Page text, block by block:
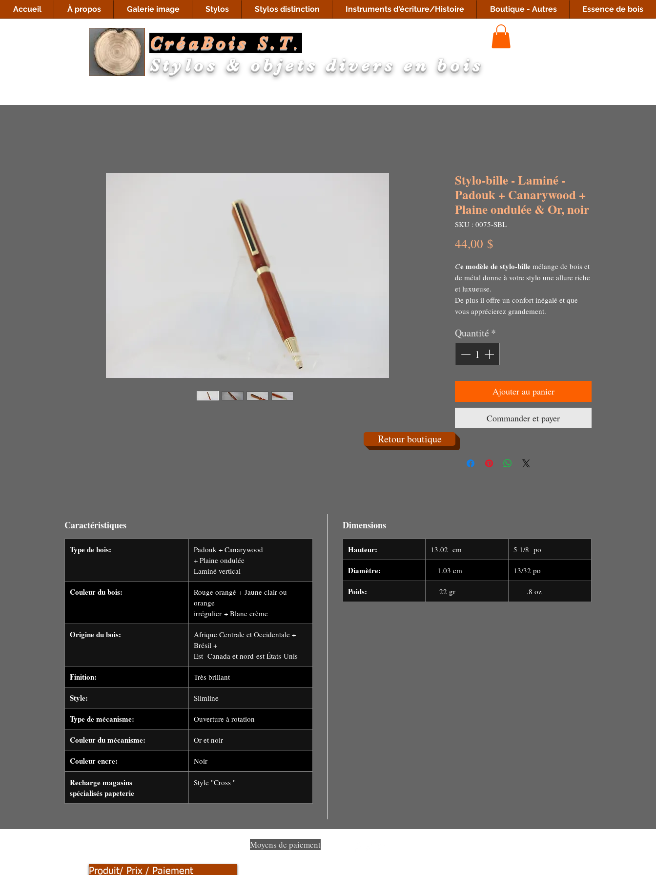
Accueil À propos Galerie image Stylos Stylos distinction Instruments d'écriture/Histoire Boutique - Autres Essence de bois
CréaBois S.T.
Stylos & objets divers en bois
Stylo-bille - Laminé -
Padouk + Canarywood +
Plaine ondulée & Or, noir
SKU : 0075-SBL
44,00 $
Ce modèle de stylo-bille mélange de bois et
de métal donne à votre stylo une allure riche
et luxueuse.
De plus il offre un confort inégalé et que
vous apprécierez grandement.
d'une grande beauté et durabilité.
Quantité *
Ajouter au panier
Commander et payer
Caractéristiques
Type de bois:
Padouk + Canarywood
+ Plaine ondulée
Laminé vertical
Couleur du bois:
Rouge orangé + Jaune clair ou
orange
irrégulier + Blanc crème
Origine du bois:
Afrique Centrale et Occidentale +
Brésil +
Est Canada et nord-est États-Unis
Finition: Très brillant
Style: Slimline
Type de mécanisme: Ouverture à rotation
Couleur du mécanisme: Or et noir
Couleur encre: Noir
Recharge magasins
spécialisés papeterie
Style ''Cross ''
Dimensions
Hauteur: 13.02 cm 5 1/8 po
Diamètre: 1.03 cm 13/32 po
Poids: 22 gr .8 oz
Retour boutique
Moyens de paiement
Produit/ Prix / Paiement